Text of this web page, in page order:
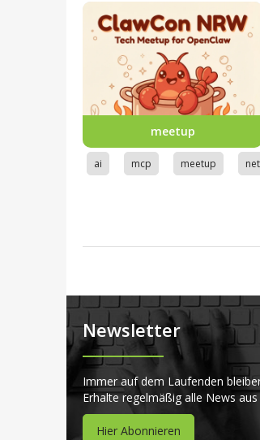
meetup
ai mcp meetup
Newsletter
Immer auf dem Laufenden
Erhalte regelmäßig alle News
Hier Abonnieren